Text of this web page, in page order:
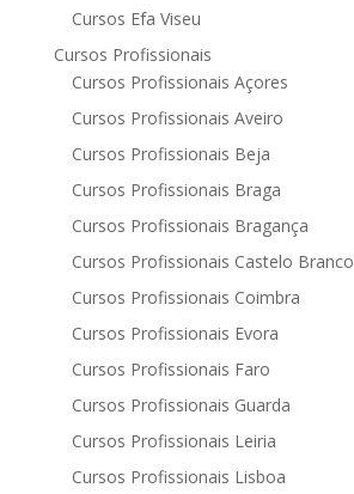
Cursos Efa Viseu
Cursos Profissionais
Cursos Profissionais Açores
Cursos Profissionais Aveiro
Cursos Profissionais Beja
Cursos Profissionais Braga
Cursos Profissionais Bragança
Cursos Profissionais Castelo Branco
Cursos Profissionais Coimbra
Cursos Profissionais Evora
Cursos Profissionais Faro
Cursos Profissionais Guarda
Cursos Profissionais Leiria
Cursos Profissionais Lisboa